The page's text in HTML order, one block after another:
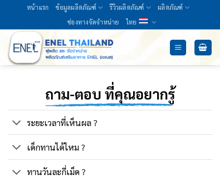
content
หน้าแรก ข้อมูลผลิตภัณฑ์ รีวิวผลิตภัณฑ์
ผลิตภัณฑ์
ช่องทางจัดจำหน่าย
ไทย
ถาม-ตอบ ที่คุณอยากรู้
ระยะเวลาที่เห็นผล ?
เด็กทานได้ไหม ?
ทานวันละกี่เม็ด ?